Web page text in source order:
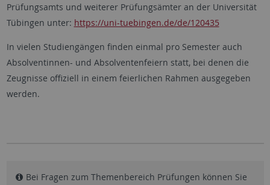
Prüfungsamts und weiterer Prüfungsämter an der Universität
Tübingen unter: https://uni-tuebingen.de/de/120435
In vielen Studiengängen finden einmal pro Semester auch
Absolventinnen- und Absolventenfeiern statt, bei denen die
Zeugnisse offiziell in einem feierlichen Rahmen ausgegeben
werden.
Bei Fragen zum Themenbereich Prüfungen können Sie